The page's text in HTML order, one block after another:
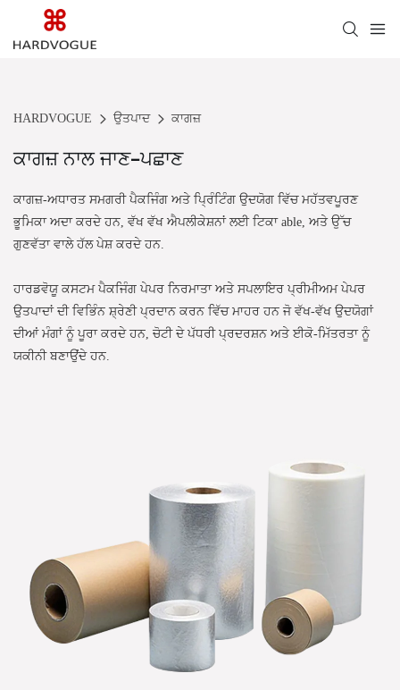
HARDVOGUE ਉਤਪਾਦ ਕਾਗਜ਼
ਕਾਗਜ਼ ਨਾਲ ਜਾਣ-ਪਛਾਣ
ਕਾਗਜ਼-ਅਧਾਰਤ ਸਮਗਰੀ ਪੈਕਜਿੰਗ ਅਤੇ ਪ੍ਰਿੰਟਿੰਗ ਉਦਯੋਗ ਵਿੱਚ ਮਹੱਤਵਪੂਰਣ
ਭੂਮਿਕਾ ਅਦਾ ਕਰਦੇ ਹਨ, ਵੱਖ ਵੱਖ ਐਪਲੀਕੇਸ਼ਨਾਂ ਲਈ ਟਿਕਾ able, ਅਤੇ ਉੱਚ
ਗੁਣਵੱਤਾ ਵਾਲੇ ਹੱਲ ਪੇਸ਼ ਕਰਦੇ ਹਨ.
ਹਾਰਡਵੋਯੂ ਕਸਟਮ ਪੈਕਜਿੰਗ ਪੇਪਰ ਨਿਰਮਾਤਾ ਅਤੇ ਸਪਲਾਇਰ ਪ੍ਰੀਮੀਅਮ ਪੇਪਰ
ਉਤਪਾਦਾਂ ਦੀ ਵਿਭਿੰਨ ਸ਼੍ਰੇਣੀ ਪ੍ਰਦਾਨ ਕਰਨ ਵਿੱਚ ਮਾਹਰ ਹਨ ਜੋ ਵੱਖ-ਵੱਖ ਉਦਯੋਗਾਂ
ਦੀਆਂ ਮੰਗਾਂ ਨੂੰ ਪੂਰਾ ਕਰਦੇ ਹਨ, ਚੋਟੀ ਦੇ ਪੱਧਰੀ ਪ੍ਰਦਰਸ਼ਨ ਅਤੇ ਈਕੋ-ਮਿੱਤਰਤਾ ਨੂੰ
ਯਕੀਨੀ ਬਣਾਉਂਦੇ ਹਨ.